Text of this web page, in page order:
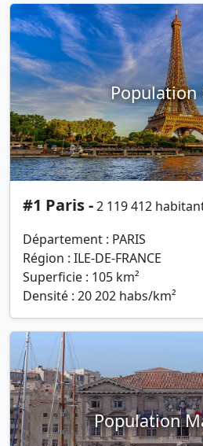
Population
#1 Paris -2 119 412
Département : PARIS
Région : ILE-DE-FRANCE
Superficie : 105 km²
Densité : 20 202 habs/km²
Population